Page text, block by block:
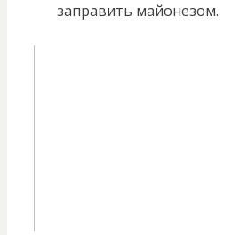
заправить майонезом.